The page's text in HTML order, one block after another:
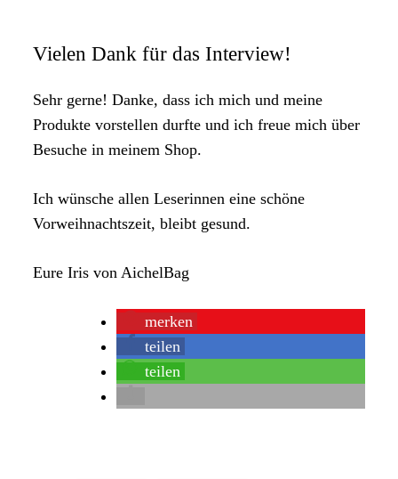
Vielen Dank für das Interview!
Sehr gerne! Danke, dass ich mich und meine
Produkte vorstellen durfte und ich freue mich über
Besuche in meinem Shop.
Ich wünsche allen Leserinnen eine schöne
Vorweihnachtszeit, bleibt gesund.
Eure Iris von AichelBag
merken
teilen
teilen